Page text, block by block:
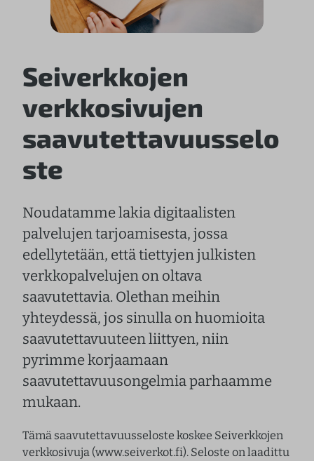
Seiverkkojen
verkkosivujen
saavutettavuusselo
ste
Noudatamme lakia digitaalisten
palvelujen tarjoamisesta, jossa
edellytetään, että tiettyjen julkisten
verkkopalvelujen on oltava
saavutettavia. Olethan meihin
yhteydessä, jos sinulla on huomioita
saavutettavuuteen liittyen, niin
pyrimme korjaamaan
saavutettavuusongelmia parhaamme
mukaan.
Tämä saavutettavuusseloste koskee Seiverkkojen
verkkosivuja (www.seiverkot.fi). Seloste on laadittu